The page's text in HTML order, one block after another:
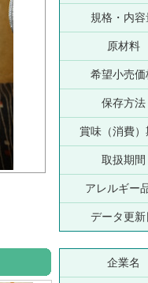
規格・内容
原材料
希望小売価
保存方法
賞味（消費）
取扱期間
アレルギー
データ更新
企業名